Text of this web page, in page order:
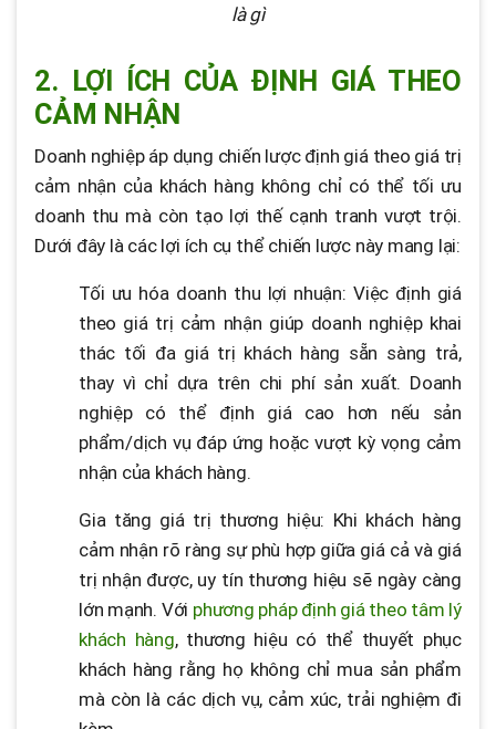
là gì
2. LỢI ÍCH CỦA ĐỊNH GIÁ THEO
CẢM NHẬN
Doanh nghiệp áp dụng chiến lược định giá theo giá trị
cảm nhận của khách hàng không chỉ có thể tối ưu
doanh thu mà còn tạo lợi thế cạnh tranh vượt trội.
Dưới đây là các lợi ích cụ thể chiến lược này mang lại:
Tối ưu hóa doanh thu lợi nhuận: Việc định giá
theo giá trị cảm nhận giúp doanh nghiệp khai
thác tối đa giá trị khách hàng sẵn sàng trả,
thay vì chỉ dựa trên chi phí sản xuất. Doanh
nghiệp có thể định giá cao hơn nếu sản
phẩm/dịch vụ đáp ứng hoặc vượt kỳ vọng cảm
nhận của khách hàng.
Gia tăng giá trị thương hiệu: Khi khách hàng
cảm nhận rõ ràng sự phù hợp giữa giá cả và giá
trị nhận được, uy tín thương hiệu sẽ ngày càng
lớn mạnh. Với phương pháp định giá theo tâm lý
khách hàng, thương hiệu có thể thuyết phục
khách hàng rằng họ không chỉ mua sản phẩm
mà còn là các dịch vụ, cảm xúc, trải nghiệm đi